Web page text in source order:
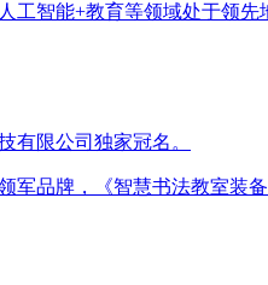
工智能+教育等领域处于领
有限公司独家冠名。
军品牌，《智慧书法教室装